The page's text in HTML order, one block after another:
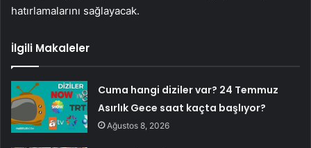
hatırlamalarını sağlayacak.
İlgili Makaleler
Cuma hangi diziler var? 24 Temmuz
Asırlık Gece saat kaçta başlıyor?
Ağustos 8, 2026